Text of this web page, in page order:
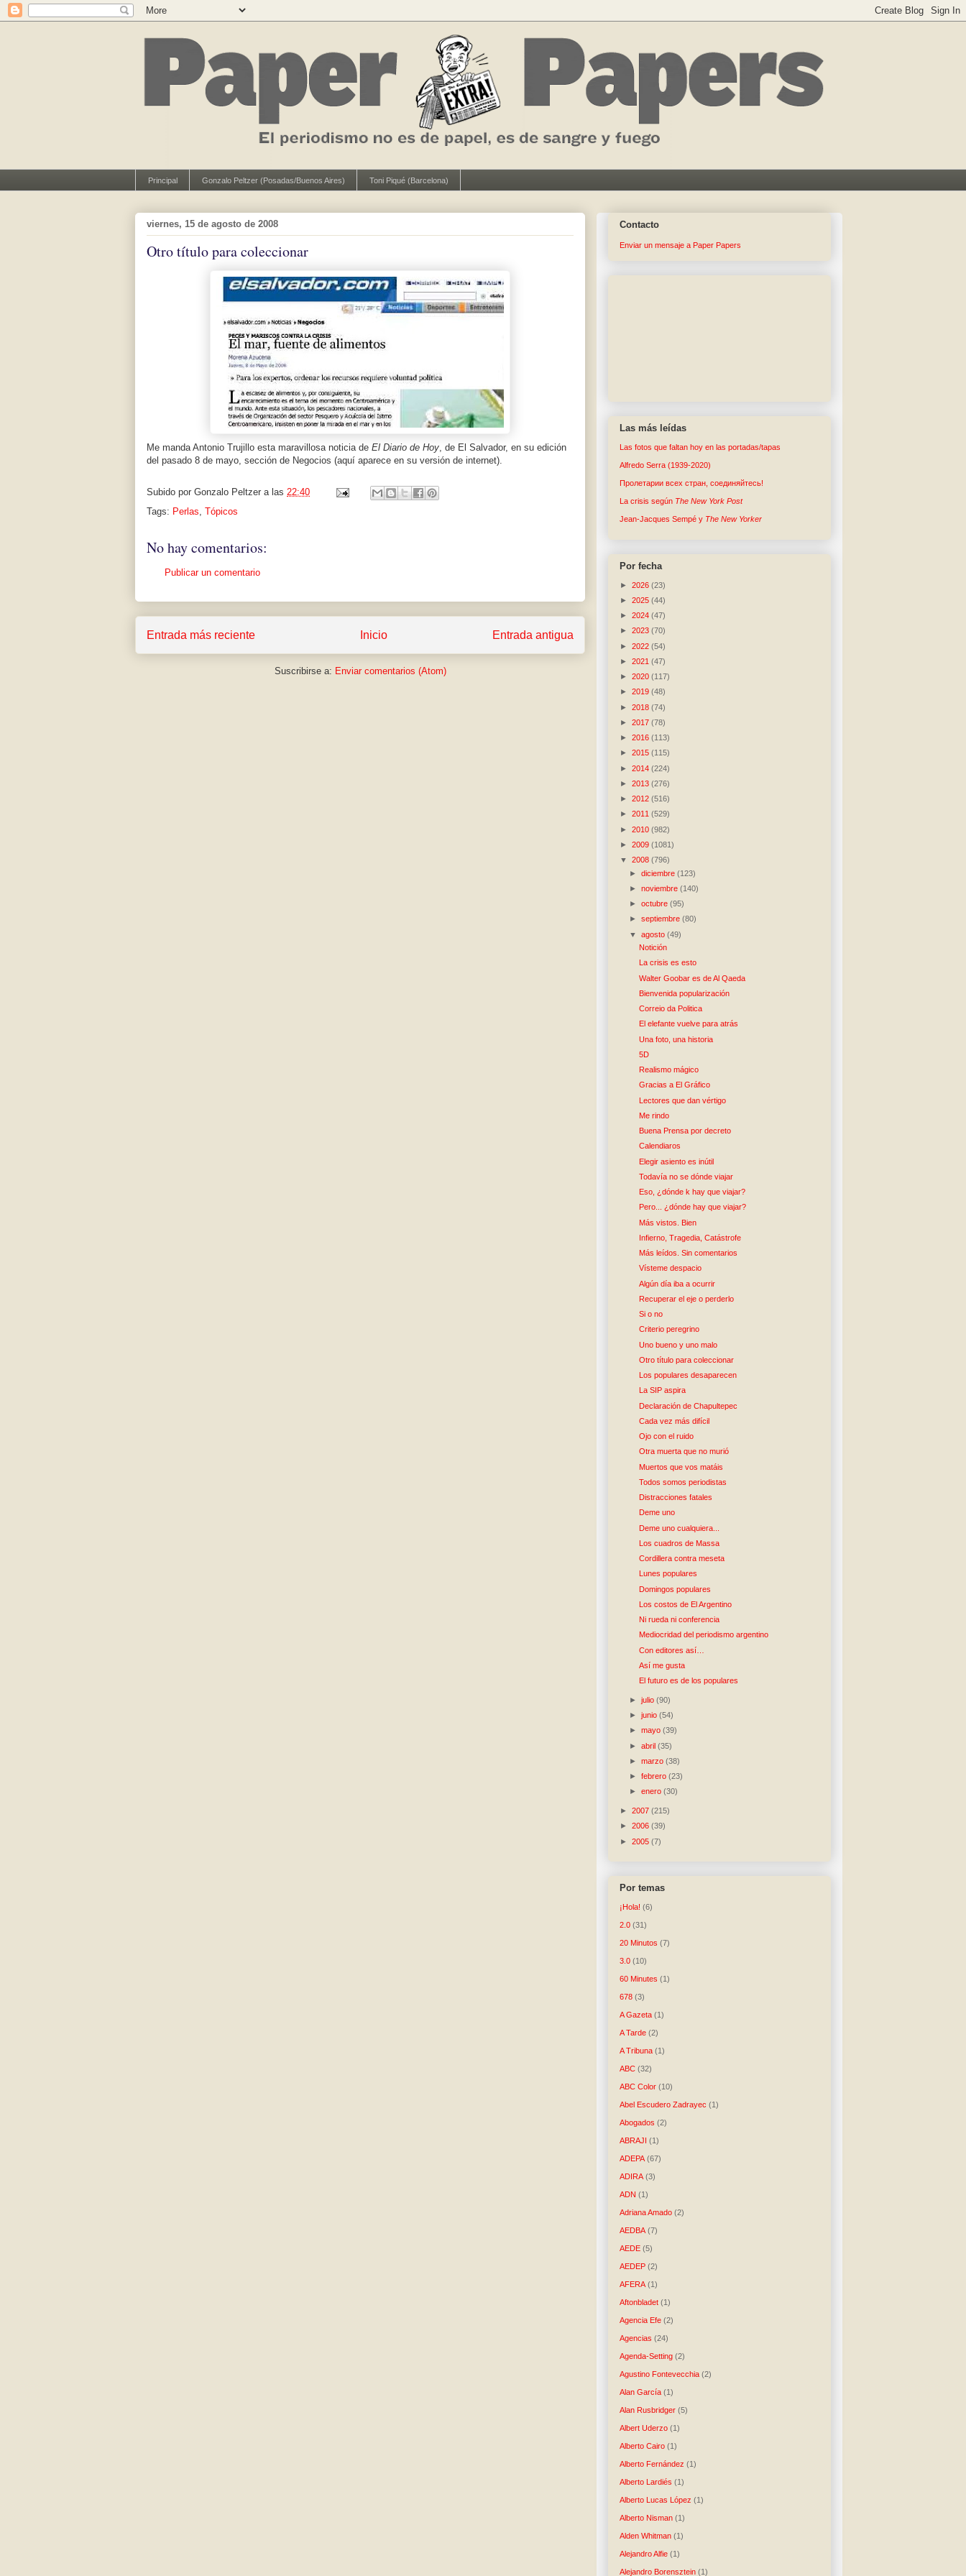
Principal Gonzalo Peltzer (Posadas/Buenos Aires) Toni Piqué (Barcelona)
viernes, 15 de agosto de 2008
Otro título para coleccionar
Me manda Antonio Trujillo esta maravillosa noticia de El Diario de Hoy, de El Salvador, en su edición
del pasado 8 de mayo, sección de Negocios (aquí aparece en su versión de internet).
Subido por Gonzalo Peltzer a las 22:40
Tags: Perlas, Tópicos
No hay comentarios:
Publicar un comentario
Entrada más reciente Entrada antigua
Inicio
Suscribirse a: Enviar comentarios (Atom)
Contacto
Enviar un mensaje a Paper Papers
Las más leídas
Las fotos que faltan hoy en las portadas/tapas
Alfredo Serra (1939-2020)
Пролетарии всех стран, соединяйтесь!
La crisis según The New York Post
Jean-Jacques Sempé y The New Yorker
Por fecha
► 2026 (23)
► 2025 (44)
► 2024 (47)
► 2023 (70)
► 2022 (54)
► 2021 (47)
► 2020 (117)
► 2019 (48)
► 2018 (74)
► 2017 (78)
► 2016 (113)
► 2015 (115)
► 2014 (224)
► 2013 (276)
► 2012 (516)
► 2011 (529)
► 2010 (982)
► 2009 (1081)
▼ 2008 (796)
►diciembre(123)
►noviembre(140)
►octubre(95)
►septiembre(80)
▼agosto(49)
Notición
La crisis es esto
Walter Goobar es de Al Qaeda
Bienvenida popularización
Correio da Politica
El elefante vuelve para atrás
Una foto, una historia
5D
Realismo mágico
Gracias a El Gráfico
Lectores que dan vértigo
Me rindo
Buena Prensa por decreto
Calendiaros
Elegir asiento es inútil
Todavía no se dónde viajar
Eso, ¿dónde k hay que viajar?
Pero... ¿dónde hay que viajar?
Más vistos. Bien
Infierno, Tragedia, Catástrofe
Más leídos. Sin comentarios
Vísteme despacio
Algún día iba a ocurrir
Recuperar el eje o perderlo
Si o no
Criterio peregrino
Uno bueno y uno malo
Otro título para coleccionar
Los populares desaparecen
La SIP aspira
Declaración de Chapultepec
Cada vez más difícil
Ojo con el ruido
Otra muerta que no murió
Muertos que vos matáis
Todos somos periodistas
Distracciones fatales
Deme uno
Deme uno cualquiera...
Los cuadros de Massa
Cordillera contra meseta
Lunes populares
Domingos populares
Los costos de El Argentino
Ni rueda ni conferencia
Mediocridad del periodismo argentino
Con editores así…
Así me gusta
El futuro es de los populares
►julio(90)
►junio(54)
►mayo(39)
►abril(35)
►marzo(38)
►febrero(23)
►enero(30)
► 2007 (215)
► 2006 (39)
► 2005 (7)
Por temas
¡Hola! (6)
2.0 (31)
20 Minutos (7)
3.0 (10)
60 Minutes (1)
678 (3)
A Gazeta (1)
A Tarde (2)
A Tribuna (1)
ABC (32)
ABC Color (10)
Abel Escudero Zadrayec (1)
Abogados (2)
ABRAJI (1)
ADEPA (67)
ADIRA (3)
ADN (1)
Adriana Amado (2)
AEDBA (7)
AEDE (5)
AEDEP (2)
AFERA (1)
Aftonbladet (1)
Agencia Efe (2)
Agencias (24)
Agenda-Setting (2)
Agustino Fontevecchia (2)
Alan García (1)
Alan Rusbridger (5)
Albert Uderzo (1)
Alberto Cairo (1)
Alberto Fernández (1)
Alberto Lardiés (1)
Alberto Lucas López (1)
Alberto Nisman (1)
Alden Whitman (1)
Alejandro Alfie (1)
Alejandro Borensztein (1)